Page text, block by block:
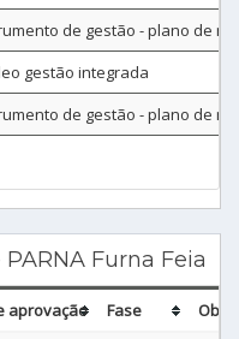
de gestão - plano de
gestão integrada
de gestão - plano de
Furna Feia
aprovação Fase